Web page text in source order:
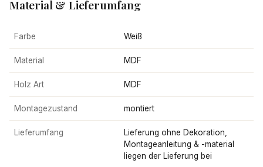
Material & Lieferumfang
Farbe Weiß
Material MDF
Holz Art MDF
Montagezustand montiert
Lieferumfang
Lieferung ohne Dekoration,
Montageanleitung & -material
liegen der Lieferung bei